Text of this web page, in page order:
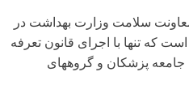
معاونت سلامت وزارت بهداشت در
که تنها با اجرای قانون تعرفه
جامعه پزشکان و گروههای